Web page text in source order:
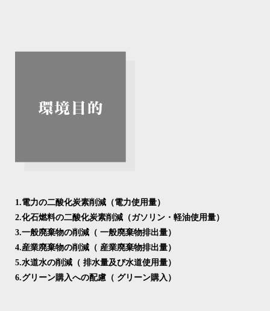
1.電力の二酸化炭素削減（電力使用量）
2.化石燃料の二酸化炭素削減（ガソリン・軽油使用量）
3.一般廃棄物の削減（ 一般廃棄物排出量）
4.産業廃棄物の削減（ 産業廃棄物排出量）
5.水道水の削減（ 排水量及び水道使用量）
6.グリーン購入への配慮（ グリーン購入）